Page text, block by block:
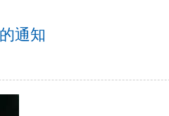
通知